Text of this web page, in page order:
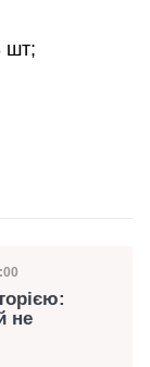
шт;
не